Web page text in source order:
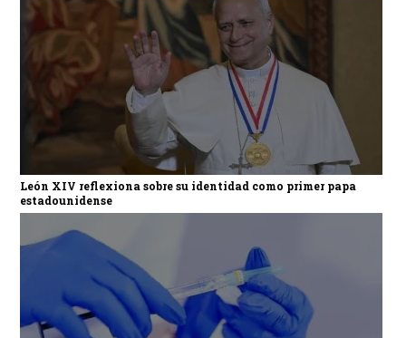
León XIV reflexiona sobre su identidad como primer papa
estadounidense